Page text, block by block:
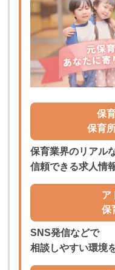
保
保育
保育業界のリアル
信頼できる求人情
ア
保
SNS発信などで
相談しやすい環境